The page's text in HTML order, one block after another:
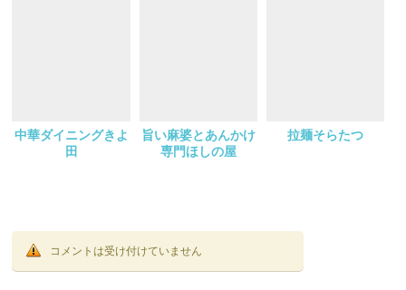
中華ダイニングきよ
田
旨い麻婆とあんかけ
専門ほしの屋
拉麺そらたつ
コメントは受け付けていません